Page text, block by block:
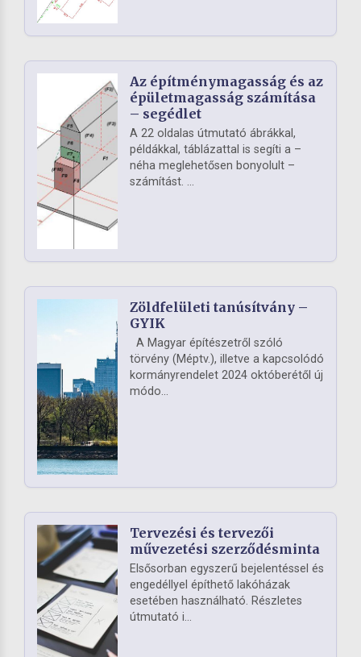
Az építménymagasság és az
épületmagasság számítása
– segédlet
A 22 oldalas útmutató ábrákkal,
példákkal, táblázattal is segíti a –
néha meglehetősen bonyolult –
számítást. ...
Zöldfelületi tanúsítvány –
GYIK
A Magyar építészetről szóló
törvény (Méptv.), illetve a kapcsolódó
kormányrendelet 2024 októberétől új
módo...
Tervezési és tervezői
művezetési szerződésminta
Elsősorban egyszerű bejelentéssel és
engedéllyel építhető lakóházak
esetében használható. Részletes
útmutató i...